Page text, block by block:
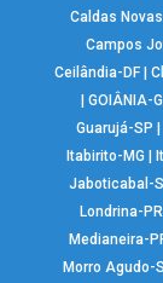
Caldas
Campos
Ceilândia-DF|
GOIÂNIA-
Guarujá-SP
Itabirito-MG
Jaboticabal-
Londrina-PR
Medianeira-
Morro Agudo-